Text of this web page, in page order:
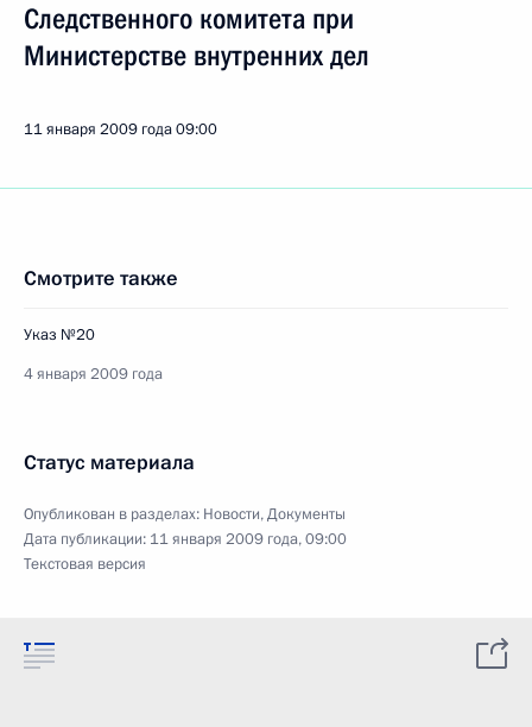
Следственного комитета при
Министерстве внутренних дел
11 января 2009 года09:00
Смотрите также
Указ №20
4 января 2009 года
Статус материала
Опубликован в разделах: Новости,Документы
Дата публикации: 11 января 2009 года, 09:00
Текстовая версия